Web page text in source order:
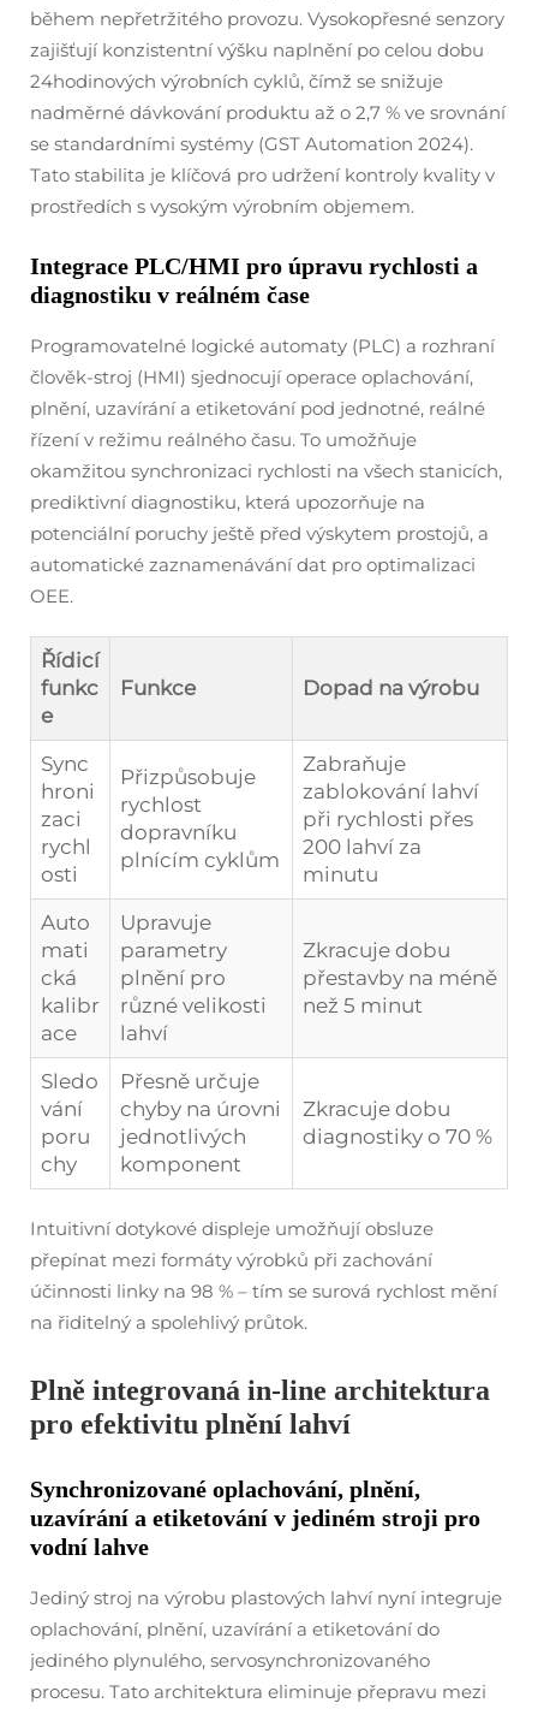
během nepřetržitého provozu. Vysokopřesné senzory
zajišťují konzistentní výšku naplnění po celou dobu
24hodinových výrobních cyklů, čímž se snižuje
nadměrné dávkování produktu až o 2,7 % ve srovnání
se standardními systémy (GST Automation 2024).
Tato stabilita je klíčová pro udržení kontroly kvality v
prostředích s vysokým výrobním objemem.
Integrace PLC/HMI pro úpravu rychlosti a
diagnostiku v reálném čase
Programovatelné logické automaty (PLC) a rozhraní
člověk-stroj (HMI) sjednocují operace oplachování,
plnění, uzavírání a etiketování pod jednotné, reálné
řízení v režimu reálného času. To umožňuje
okamžitou synchronizaci rychlosti na všech stanicích,
prediktivní diagnostiku, která upozorňuje na
potenciální poruchy ještě před výskytem prostojů, a
automatické zaznamenávání dat pro optimalizaci
OEE.
Řídicí
funkc
e
Funkce Dopad na výrobu
Sync
hroni
zaci
rychl
osti
Přizpůsobuje
rychlost
dopravníku
plnícím cyklům
Zabraňuje
zablokování lahví
při rychlosti přes
200 lahví za
minutu
Auto
mati
cká
kalibr
ace
Upravuje
parametry
plnění pro
různé velikosti
lahví
Zkracuje dobu
přestavby na méně
než 5 minut
Sledo
vání
poru
chy
Přesně určuje
chyby na úrovni
jednotlivých
komponent
Zkracuje dobu
diagnostiky o 70 %
Intuitivní dotykové displeje umožňují obsluze
přepínat mezi formáty výrobků při zachování
účinnosti linky na 98 % – tím se surová rychlost mění
na řiditelný a spolehlivý průtok.
Plně integrovaná in-line architektura
pro efektivitu plnění lahví
Synchronizované oplachování, plnění,
uzavírání a etiketování v jediném stroji pro
vodní lahve
Jediný stroj na výrobu plastových lahví nyní integruje
oplachování, plnění, uzavírání a etiketování do
jediného plynulého, servosynchronizovaného
procesu. Tato architektura eliminuje přepravu mezi